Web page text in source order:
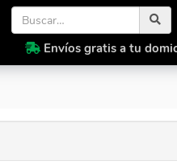
Envíos gratis a tu